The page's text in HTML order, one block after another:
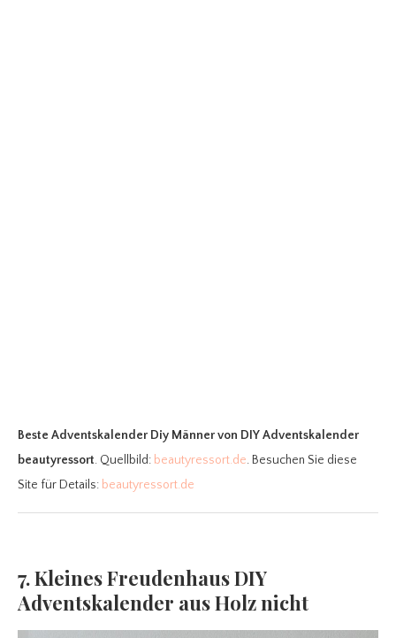
Beste Adventskalender Diy Männervon DIY Adventskalender
beautyressort. Quellbild: beautyressort.de. Besuchen Sie diese
Site für Details: beautyressort.de
7. Kleines Freudenhaus DIY
Adventskalender aus Holz nicht